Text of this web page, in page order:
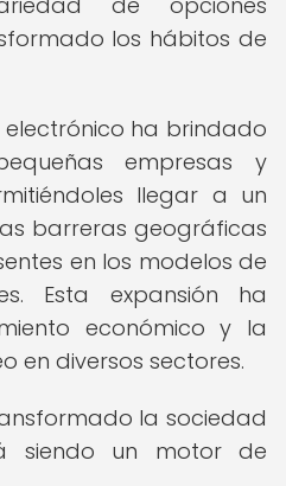
los hábitos de
ha brindado
empresas y
llegar a un
barreras geográficas
en los modelos de
Esta expansión ha
económico y la
en diversos sectores.
la sociedad
siendo un motor de